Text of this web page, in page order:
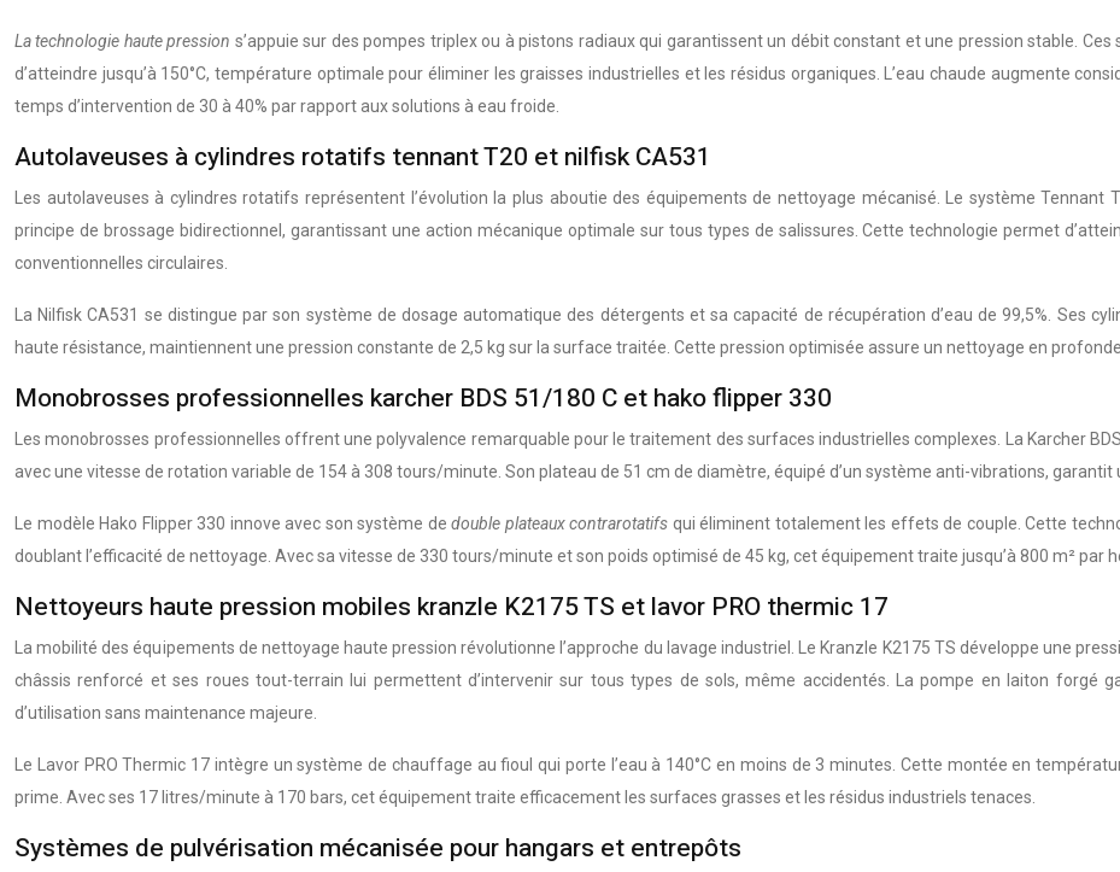
La technologie haute pression s’appuie sur des pompes triplex ou à pistons radiaux qui garantissent un débit constant et une pression stable.
d’atteindre jusqu’à 150°C, température optimale pour éliminer les graisses industrielles et les résidus organiques. L’eau chaude augmente
temps d’intervention de 30 à 40% par rapport aux solutions à eau froide.
Autolaveuses à cylindres rotatifs tennant T20 et nilfisk CA531
Les autolaveuses à cylindres rotatifs représentent l’évolution la plus aboutie des équipements de nettoyage mécanisé. Le système
principe de brossage bidirectionnel, garantissant une action mécanique optimale sur tous types de salissures. Cette technologie permet
conventionnelles circulaires.
La Nilfisk CA531 se distingue par son système de dosage automatique des détergents et sa capacité de récupération d’eau de 99,5%. Ses
haute résistance, maintiennent une pression constante de 2,5 kg sur la surface traitée. Cette pression optimisée assure un nettoyage en
Monobrosses professionnelles karcher BDS 51/180 C et hako flipper 330
Les monobrosses professionnelles offrent une polyvalence remarquable pour le traitement des surfaces industrielles complexes. La Karcher
avec une vitesse de rotation variable de 154 à 308 tours/minute. Son plateau de 51 cm de diamètre, équipé d’un système anti-vibrations,
Le modèle Hako Flipper 330 innove avec son système dedouble plateaux contrarotatifs qui éliminent totalement les effets de couple. Cette
doublant l’efficacité de nettoyage. Avec sa vitesse de 330 tours/minute et son poids optimisé de 45 kg, cet équipement traite jusqu’à 800 m² par
Nettoyeurs haute pression mobiles kranzle K2175 TS et lavor PRO thermic 17
La mobilité des équipements de nettoyage haute pression révolutionne l’approche du lavage industriel. Le Kranzle K2175 TS développe une
châssis renforcé et ses roues tout-terrain lui permettent d’intervenir sur tous types de sols, même accidentés. La pompe en laiton forgé
d’utilisation sans maintenance majeure.
Le Lavor PRO Thermic 17 intègre un système de chauffage au fioul qui porte l’eau à 140°C en moins de 3 minutes. Cette montée en
prime. Avec ses 17 litres/minute à 170 bars, cet équipement traite efficacement les surfaces grasses et les résidus industriels tenaces.
Systèmes de pulvérisation mécanisée pour hangars et entrepôts